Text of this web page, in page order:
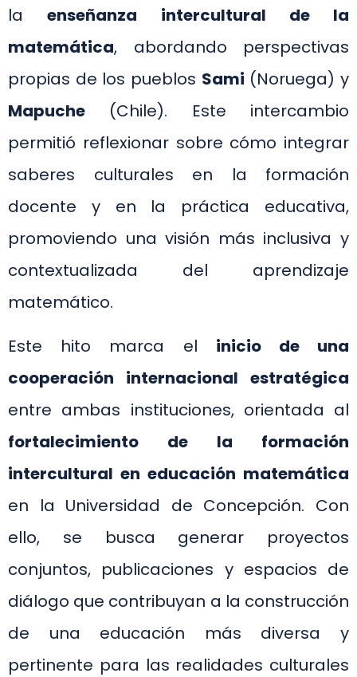
laenseñanza intercultural de la
matemática, abordando perspectivas
propias de los pueblos Sami (Noruega) y
Mapuche (Chile). Este intercambio
permitió reflexionar sobre cómo integrar
saberes culturales en la formación
docente y en la práctica educativa,
promoviendo una visión más inclusiva y
contextualizada del aprendizaje
matemático.
Este hito marca el inicio de una
cooperación internacional estratégica
entre ambas instituciones, orientada al
fortalecimiento de la formación
intercultural en educación matemática
en la Universidad de Concepción. Con
ello, se busca generar proyectos
conjuntos, publicaciones y espacios de
diálogo que contribuyan a la construcción
de una educación más diversa y
pertinente para las realidades culturales